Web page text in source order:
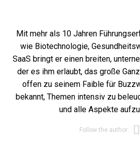
Mit mehr als 10 Jahren
wie Biotechnologie,
SaaS bringt er einen breiten,
der es ihm erlaubt, das große
offen zu seinem Faible für
bekannt, Themen intensiv zu
und alle Aspekte
Follow the author: